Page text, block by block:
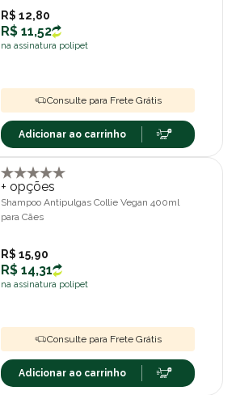
R$ 12,80
R$ 11,52
na assinatura polipet
Consulte para Frete Grátis
Adicionar ao carrinho
+ opções
Shampoo Antipulgas Collie Vegan 400ml
para Cães
R$ 15,90
R$ 14,31
na assinatura polipet
Consulte para Frete Grátis
Adicionar ao carrinho